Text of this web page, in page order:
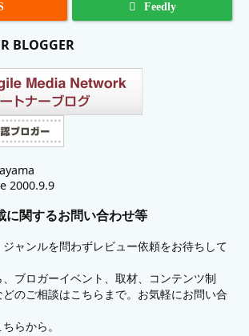
Feedly
BLOGGER
2000.9.9
に関するお問い合わせ等
ャンルを問わずレビュー依頼をお待ちして
ブロガーイベント、取材、コンテンツ制
のご相談はこちらまで。お気軽にお問い合
らから。